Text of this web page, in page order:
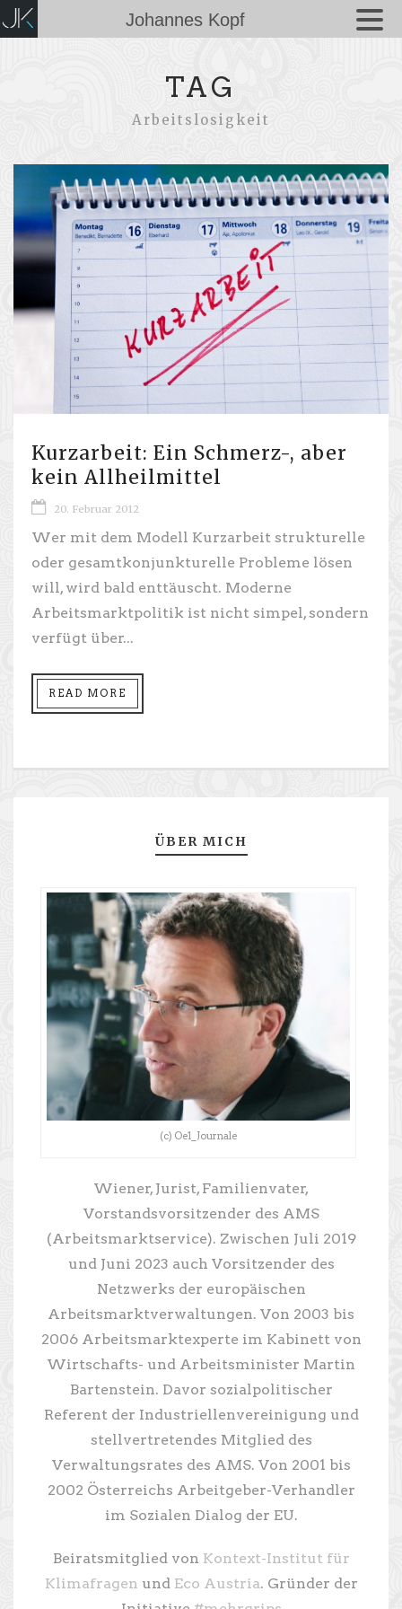
TAG
Arbeitslosigkeit
Kurzarbeit: Ein Schmerz-, aber
kein Allheilmittel
20. Februar 2012
Wer mit dem Modell Kurzarbeit strukturelle
oder gesamtkonjunkturelle Probleme lösen
will, wird bald enttäuscht. Moderne
Arbeitsmarktpolitik ist nicht simpel, sondern
verfügt über...
READ MORE
ÜBER MICH
(c) Oe1_Journale
Wiener, Jurist, Familienvater,
Vorstandsvorsitzender des AMS
(Arbeitsmarktservice). Zwischen Juli 2019
und Juni 2023 auch Vorsitzender des
Netzwerks der europäischen
Arbeitsmarktverwaltungen. Von 2003 bis
2006 Arbeitsmarktexperte im Kabinett von
Wirtschafts- und Arbeitsminister Martin
Bartenstein. Davor sozialpolitischer
Referent der Industriellenvereinigung und
stellvertretendes Mitglied des
Verwaltungsrates des AMS. Von 2001 bis
2002 Österreichs Arbeitgeber-Verhandler
im Sozialen Dialog der EU.
Beiratsmitglied von Kontext-Institut für
Klimafragen und Eco Austria. Gründer der
Johannes Kopf